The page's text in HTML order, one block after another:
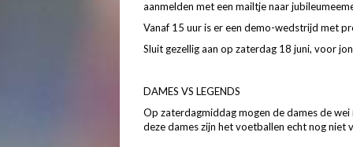
aanmelden met een mailtje naar
Vanaf 15 uur is er een demo-wedstrijd met
Sluit gezellig aan op zaterdag 18 juni, voor
DAMES VS LEGENDS
Op zaterdagmiddag mogen de dames de wei
deze dames zijn het voetballen echt nog niet